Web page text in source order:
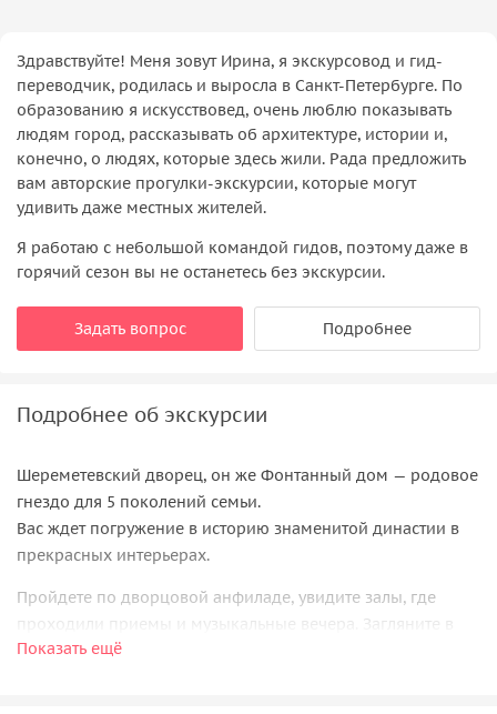
Здравствуйте! Меня зовут Ирина, я экскурсовод и гид-
переводчик, родилась и выросла в Санкт-Петербурге. По
образованию я искусствовед, очень люблю показывать
людям город, рассказывать об архитектуре, истории и,
конечно, о людях, которые здесь жили. Рада предложить
вам авторские прогулки-экскурсии, которые могут
удивить даже местных жителей.
Я работаю с небольшой командой гидов, поэтому даже в
горячий сезон вы не останетесь без экскурсии.
Задать вопрос Подробнее
Подробнее об экскурсии
Шереметевский дворец, он же Фонтанный дом — родовое
гнездо для 5 поколений семьи.
Вас ждет погружение в историю знаменитой династии в
прекрасных интерьерах.
Пройдете по дворцовой анфиладе, увидите залы, где
проходили приемы и музыкальные вечера. Загляните в
комнаты Прасковьи Ковалевой-Жемчуговой — крепостной
Показать ещё